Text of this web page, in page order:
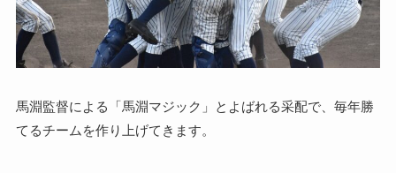
馬淵監督による「馬淵マジック」とよばれる采配で、毎年勝
てるチームを作り上げてきます。